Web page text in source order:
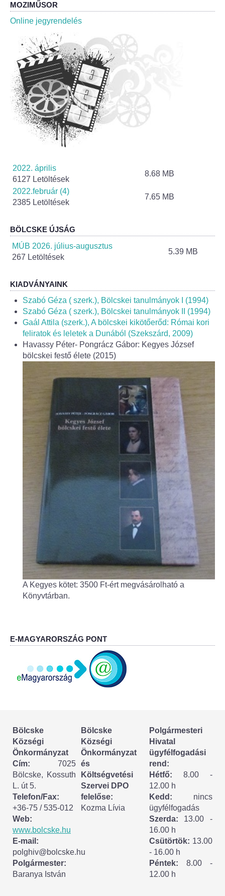
Jelölteknek
Korábbi választások
Az országgyűlési képviselők 2026. április 12-i
MOZIMŰSOR
Online jegyrendelés
2022. április
6127 Letöltések
8.68 MB
2022.február (4)
2385 Letöltések
7.65 MB
BÖLCSKE ÚJSÁG
MÚB 2026. július-augusztus
267 Letöltések
5.39 MB
KIADVÁNYAINK
Szabó Géza ( szerk.), Bölcskei tanulmányok I (1994)
Szabó Géza ( szerk.), Bölcskei tanulmányok II (1994)
Gaál Attila (szerk.), A bölcskei kikötőerőd: Római kori
feliratok és leletek a Dunából (Szekszárd, 2009)
Havassy Péter- Pongrácz Gábor: Kegyes József
bölcskei festő élete (2015)
A Kegyes kötet: 3500 Ft-ért megvásárolható a
Könyvtárban.
E-MAGYARORSZÁG PONT
Bölcske
Községi
Önkormányzat
Cím: 7025
Bölcske, Kossuth
L. út 5.
Telefon/Fax:
+36-75 / 535-012
Web:
www.bolcske.hu
E-mail:
polghiv@bolcske.hu
Polgármester:
Baranya István
Bölcske
Községi
Önkormányzat
és
Költségvetési
Szervei DPO
felelőse:
Kozma Lívia
Polgármesteri
Hivatal
ügyfélfogadási
rend:
Hétfő: 8.00 -
12.00 h
Kedd: nincs
ügyfélfogadás
Szerda: 13.00 -
16.00 h
Csütörtök: 13.00
- 16.00 h
Péntek: 8.00 -
12.00 h